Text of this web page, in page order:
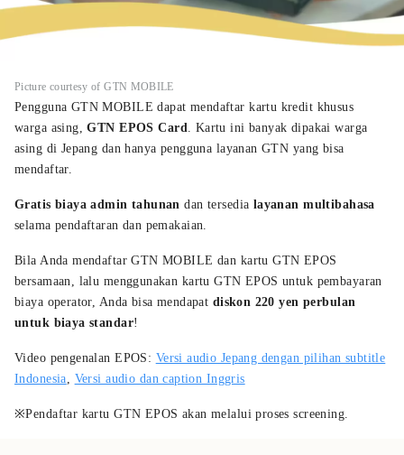
Picture courtesy of GTN MOBILE
Pengguna GTN MOBILE dapat mendaftar kartu kredit khusus
warga asing,GTN EPOS Card. Kartu ini banyak dipakai warga
asing di Jepang dan hanya pengguna layanan GTN yang bisa
mendaftar.
Gratis biaya admin tahunan dan tersedia layanan multibahasa
selama pendaftaran dan pemakaian.
Bila Anda mendaftar GTN MOBILE dan kartu GTN EPOS
bersamaan, lalu menggunakan kartu GTN EPOS untuk pembayaran
biaya operator, Anda bisa mendapat diskon 220 yen perbulan
untuk biaya standar!
Video pengenalan EPOS: Versi audio Jepang dengan pilihan subtitle
Indonesia, Versi audio dan caption Inggris
※Pendaftar kartu GTN EPOS akan melalui proses screening.